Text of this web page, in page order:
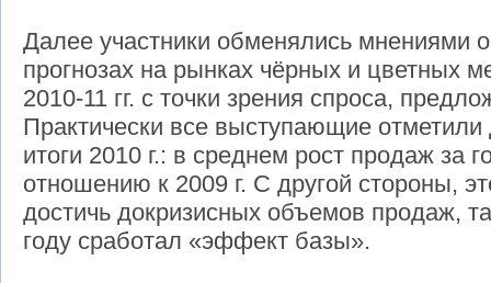
Далее участники обменялись мнениями
прогнозах на рынках чёрных и цветных
2010-11 гг. с точки зрения спроса,
Практически все выступающие отметили
итоги 2010 г.: в среднем рост продаж за
отношению к 2009 г. С другой стороны,
достичь докризисных объемов продаж,
году сработал «эффект базы».